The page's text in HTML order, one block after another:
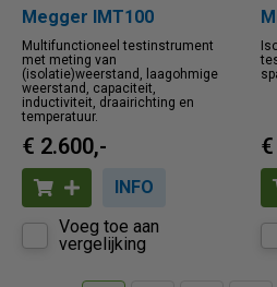
Megger IMT100
Multifunctioneel testinstrument
met meting van
(isolatie)weerstand, laagohmige
weerstand, capaciteit,
inductiviteit, draairichting en
temperatuur.
€ 2.600,-
INFO
Voeg toe aan
vergelijking